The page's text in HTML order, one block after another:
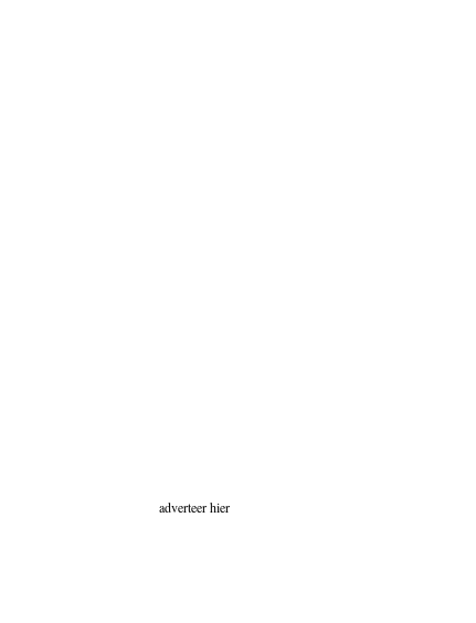
adverteer hier